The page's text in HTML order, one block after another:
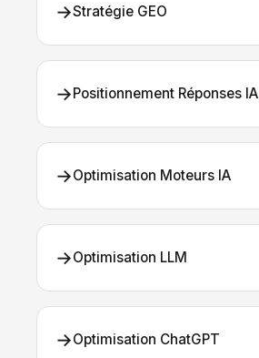
→Stratégie GEO
→Positionnement Réponses IA
→Optimisation Moteurs IA
→Optimisation LLM
→Optimisation ChatGPT